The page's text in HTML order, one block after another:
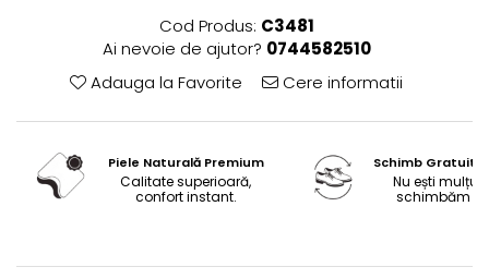
Cod Produs: C3481
Ai nevoie de ajutor? 0744582510
Adauga la Favorite
Cere informatii
Piele Naturală Premium
Calitate superioară,
confort instant.
Schimb Gratuit
Nu ești
schimbăm